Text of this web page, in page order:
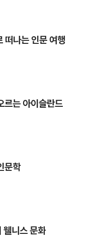
떠나는 인문 여행
르는 아이슬란드
문학
니스 문화